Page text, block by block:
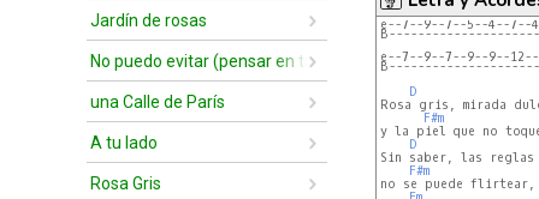
Jardín de rosas
No puedo evitar (pensar en tí)
una Calle de París
A tu lado
Rosa Gris
e--7--9--7--5--4--7--
e--7--9--7--9--9--
D
Rosa gris, mirada
F#m
y la piel que no
D
Sin saber, las reglas
F#m
no se puede